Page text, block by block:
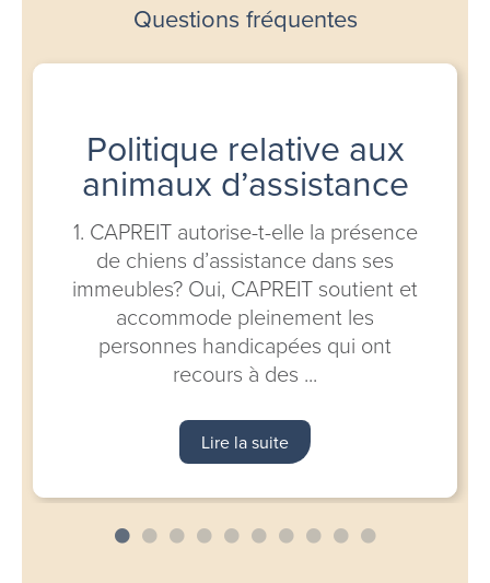
Questions fréquentes
Politique relative aux
animaux d’assistance
1. CAPREIT autorise-t-elle la présence
de chiens d’assistance dans ses
immeubles? Oui, CAPREIT soutient et
accommode pleinement les
personnes handicapées qui ont
recours à des ...
Lire la suite